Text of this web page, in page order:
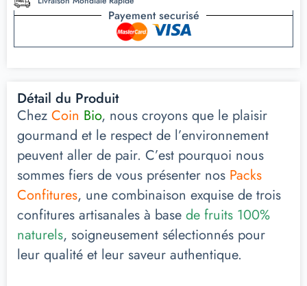
Payement securisé
Détail du Produit
Chez Coin Bio, nous croyons que le plaisir
gourmand et le respect de l’environnement
peuvent aller de pair. C’est pourquoi nous
sommes fiers de vous présenter nos Packs
Confitures, une combinaison exquise de trois
confitures artisanales à base de fruits 100%
naturels, soigneusement sélectionnés pour
leur qualité et leur saveur authentique.